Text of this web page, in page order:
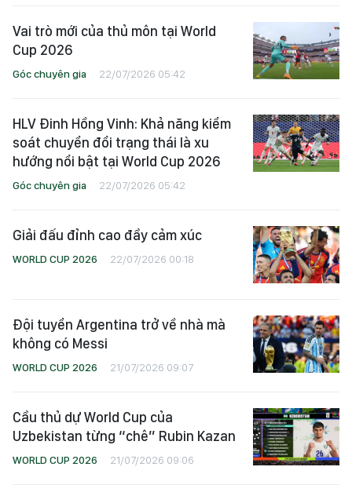
Vai trò mới của thủ môn tại World
Cup 2026
Góc chuyên gia 22/07/2026 05:42
HLV Đinh Hồng Vinh: Khả năng kiểm
soát chuyển đổi trạng thái là xu
hướng nổi bật tại World Cup 2026
Góc chuyên gia 22/07/2026 05:42
Giải đấu đỉnh cao đầy cảm xúc
WORLD CUP 2026 22/07/2026 00:18
Đội tuyển Argentina trở về nhà mà
không có Messi
WORLD CUP 2026 21/07/2026 09:07
Cầu thủ dự World Cup của
Uzbekistan từng “chê” Rubin Kazan
WORLD CUP 2026 21/07/2026 09:06